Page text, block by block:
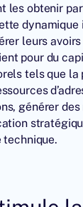
les obtenir
dynamique
leurs avoirs
pour du
tels que la
générer